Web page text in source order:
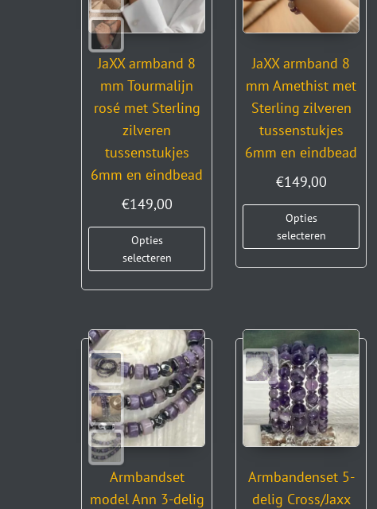
JaXX armband 8
mm Tourmalijn
rosé met Sterling
zilveren
tussenstukjes
6mm en eindbead
€149,00
Opties
selecteren
JaXX armband 8
mm Amethist met
Sterling zilveren
tussenstukjes
6mm en eindbead
€149,00
Opties
selecteren
Armbandset
model Ann 3-delig
Armbandenset 5-
delig Cross/Jaxx